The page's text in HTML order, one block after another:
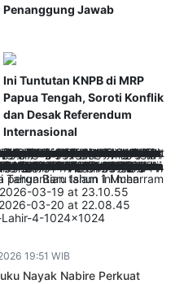
Penanggung Jawab
Ini Tuntutan KNPB di MRP
Papua Tengah, Soroti Konflik
dan Desak Referendum
Internasional
19:51 WIB
Nayak Nabire Perkuat